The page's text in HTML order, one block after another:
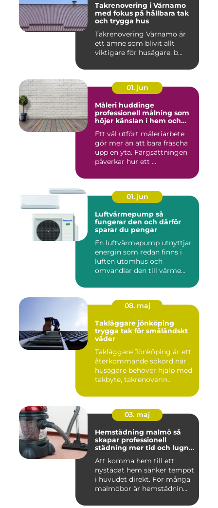
Takrenovering i Värnamo
med fokus på hållbara tak
och trygga hus
Takrenovering Värnamo är
ett ämne som blivit allt
viktigare för husägare, b...
01. jun
Måleri huddinge
professionell målning som
höjer känslan i hem och
Ett väl utfört måleriarbete
gör mer än att bara fräscha
upp en yta. Färgsättningen
påverkar hur ett ...
01. jun
Luftvärmepump så
fungerar den och därför
sparar du pengar
En luftvärmepump utnyttjar
energin som redan finns i
luften utomhus och
omvandlar den till värme
08. maj
Takläggare jönköping
trygga tak för småländskt
väder
Takläggare Jönköping är ett
återkommande sökord när
husägare behöver hjälp med
takbyte, takrenoverin...
03. maj
Hemstädning malmö så
skapar professionell
städning mer tid och lugn i
Att komma hem till ett
nystädat hem sänker tempot
i huvudet direkt. För många
malmöbor är hemstädnin...